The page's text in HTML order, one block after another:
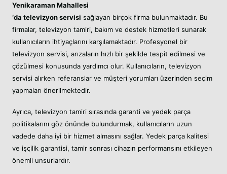
Yenikaraman Mahallesi
‘da televizyon servisi sağlayan birçok firma bulunmaktadır. Bu
firmalar, televizyon tamiri, bakım ve destek hizmetleri sunarak
kullanıcıların ihtiyaçlarını karşılamaktadır. Profesyonel bir
televizyon servisi, arızaların hızlı bir şekilde tespit edilmesi ve
çözülmesi konusunda yardımcı olur. Kullanıcıların, televizyon
servisi alırken referanslar ve müşteri yorumları üzerinden seçim
yapmaları önerilmektedir.
Ayrıca, televizyon tamiri sırasında garanti ve yedek parça
politikalarını göz önünde bulundurmak, kullanıcıların uzun
vadede daha iyi bir hizmet almasını sağlar. Yedek parça kalitesi
ve işçilik garantisi, tamir sonrası cihazın performansını etkileyen
önemli unsurlardır.